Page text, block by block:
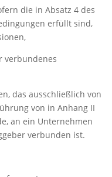
die in Absatz 4 des
erfüllt sind,
verbundenes
das ausschließlich von
von in Anhang II
an ein Unternehmen
verbunden ist.